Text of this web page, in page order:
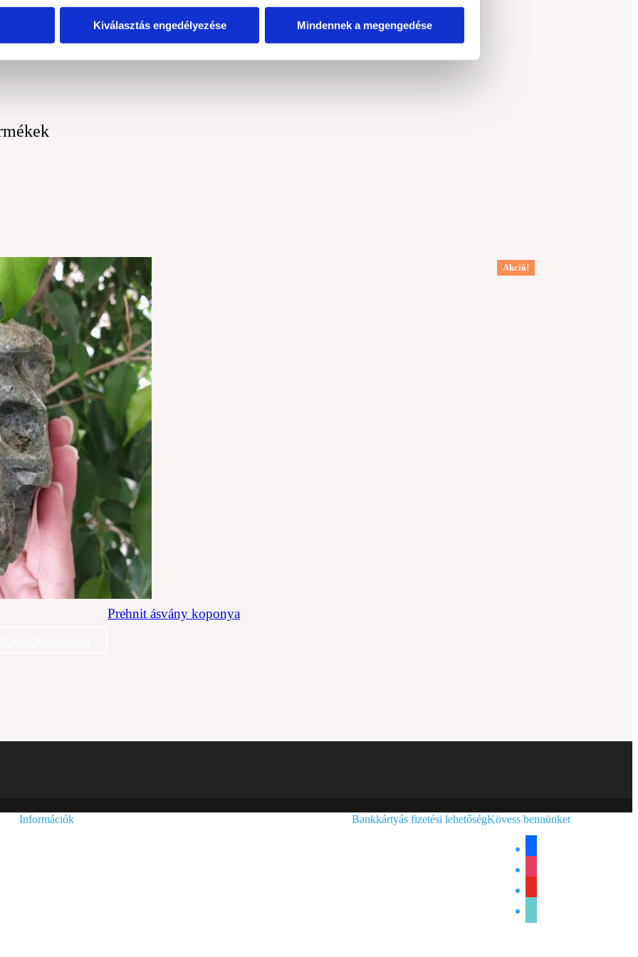
Kiválasztás engedélyezése Mindennek a megengedése
A Szűznek segít elengedni az önkritikát és stresszt
A Baknak nyitja a szívet az elfogadásra és empátiára
Akció!
Prehnit ásvány koponya
Információk Bankkártyás fizetési lehetőségKövess bennünket